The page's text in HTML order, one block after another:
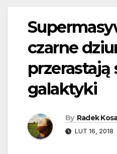
czarne
przerastają
galaktyki
By Radek
LUT 16, 2018